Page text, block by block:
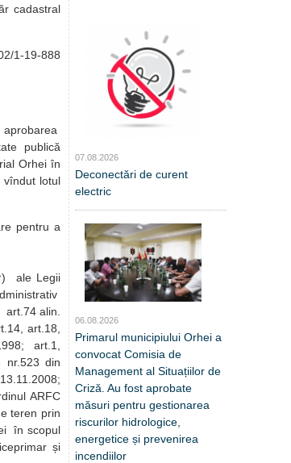
cadastral
1-19-888
publică
Orhei în
vîndut lotul
pentru a
) ale Legii
alin.
art.18,
art.1,
nr.523 din
ARFC
teren prin
în scopul
și
07.08.2026
Deconectări de curent
electric
06.08.2026
Primarul municipiului Orhei a
convocat Comisia de
Management al Situațiilor de
Criză. Au fost aprobate
măsuri pentru gestionarea
riscurilor hidrologice,
energetice și prevenirea
incendiilor